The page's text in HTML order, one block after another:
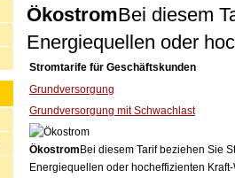
ÖkostromBei diesem
Energiequellen oder
Stromtarife für Geschäftskunden
Grundversorgung
Grundversorgung mit Schwachlast
Ökostrom Bei diesem Tarif beziehen Sie
Energiequellen oder hocheffizienten